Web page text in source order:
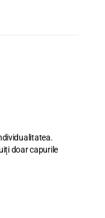
doar capurile